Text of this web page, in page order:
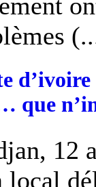
d’ivoire
que
12
local